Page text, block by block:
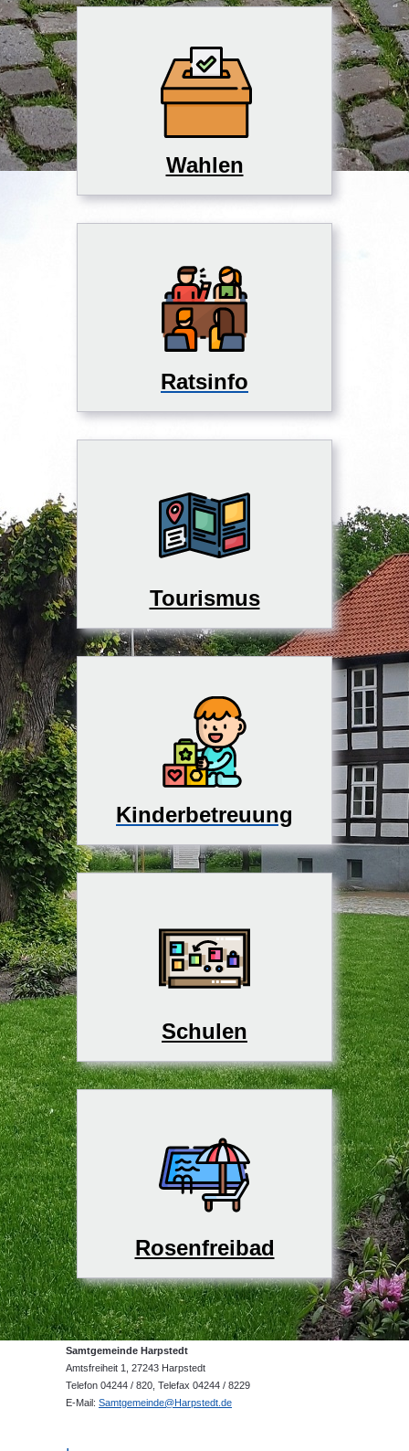
Wahlen
Ratsinfo
Tourismus
Kinderbetreuung
Schulen
Rosenfreibad
Samtgemeinde Harpstedt
Amtsfreiheit 1, 27243 Harpstedt
Telefon 04244 / 820, Telefax 04244 / 8229
E-Mail: Samtgemeinde@Harpstedt.de